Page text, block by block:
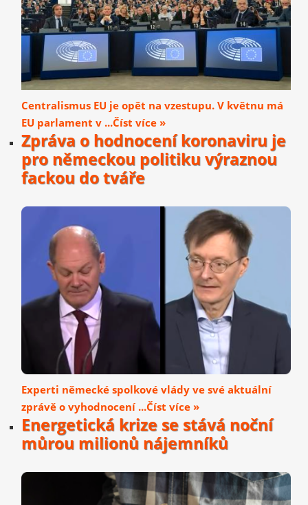
Centralismus EU je opět na vzestupu. V květnu má
EU parlament v ...Číst více »
Zpráva o hodnocení koronaviru je
pro německou politiku výraznou
fackou do tváře
Experti německé spolkové vlády ve své aktuální
zprávě o vyhodnocení ...Číst více »
Energetická krize se stává noční
můrou milionů nájemníků